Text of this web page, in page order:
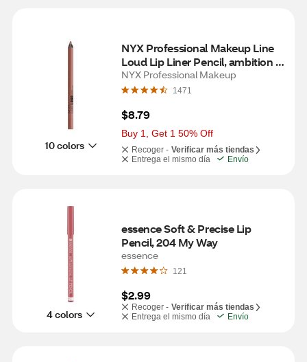
10 colors
NYX Professional Makeup Line
Loud Lip Liner Pencil, ambition
statement
NYX Professional Makeup
1471
$8.79
Buy 1, Get 1 50% Off
Recoger - Verificar más tiendas
Entrega el mismo día
Envío
4 colors
essence Soft & Precise Lip
Pencil, 204 My Way
essence
121
$2.99
Recoger - Verificar más tiendas
Entrega el mismo día
Envío